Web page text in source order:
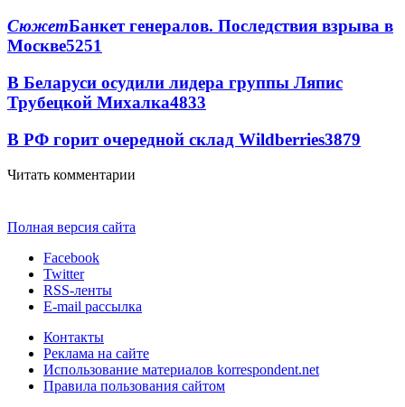
СюжетБанкет генералов. Последствия взрыва в
Москве5251
В Беларуси осудили лидера группы Ляпис
Трубецкой Михалка4833
В РФ горит очередной склад Wildberries3879
Читать комментарии
Полная версия сайта
Facebook
Twitter
RSS-ленты
E-mail рассылка
Контакты
Реклама на сайте
Использование материалов korrespondent.net
Правила пользования сайтом